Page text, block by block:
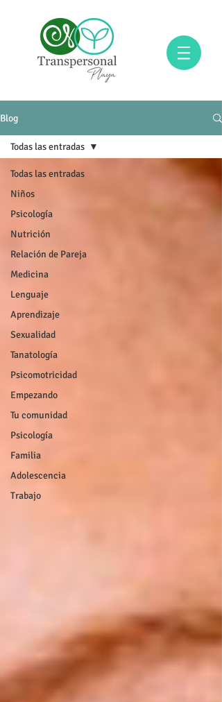
Blog
Todas las entradas
Niños
Psicología
Nutrición
Relación de Pareja
Medicina
Lenguaje
Aprendizaje
Sexualidad
Tanatología
Psicomotricidad
Empezando
Tu comunidad
Psicología
Familia
Adolescencia
Trabajo
Todas las entradas